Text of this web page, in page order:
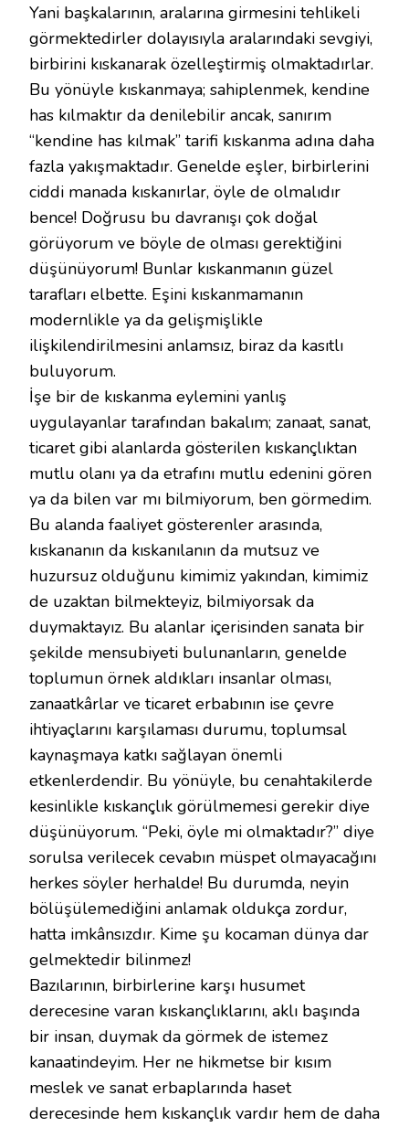
Yani başkalarının, aralarına girmesini tehlikeli
görmektedirler dolayısıyla aralarındaki sevgiyi,
birbirini kıskanarak özelleştirmiş olmaktadırlar.
Bu yönüyle kıskanmaya; sahiplenmek, kendine
has kılmaktır da denilebilir ancak, sanırım
“kendine has kılmak” tarifi kıskanma adına daha
fazla yakışmaktadır. Genelde eşler, birbirlerini
ciddi manada kıskanırlar, öyle de olmalıdır
bence! Doğrusu bu davranışı çok doğal
görüyorum ve böyle de olması gerektiğini
düşünüyorum! Bunlar kıskanmanın güzel
tarafları elbette. Eşini kıskanmamanın
modernlikle ya da gelişmişlikle
ilişkilendirilmesini anlamsız, biraz da kasıtlı
buluyorum.
İşe bir de kıskanma eylemini yanlış
uygulayanlar tarafından bakalım; zanaat, sanat,
ticaret gibi alanlarda gösterilen kıskançlıktan
mutlu olanı ya da etrafını mutlu edenini gören
ya da bilen var mı bilmiyorum, ben görmedim.
Bu alanda faaliyet gösterenler arasında,
kıskananın da kıskanılanın da mutsuz ve
huzursuz olduğunu kimimiz yakından, kimimiz
de uzaktan bilmekteyiz, bilmiyorsak da
duymaktayız. Bu alanlar içerisinden sanata bir
şekilde mensubiyeti bulunanların, genelde
toplumun örnek aldıkları insanlar olması,
zanaatkârlar ve ticaret erbabının ise çevre
ihtiyaçlarını karşılaması durumu, toplumsal
kaynaşmaya katkı sağlayan önemli
etkenlerdendir. Bu yönüyle, bu cenahtakilerde
kesinlikle kıskançlık görülmemesi gerekir diye
düşünüyorum. “Peki, öyle mi olmaktadır?” diye
sorulsa verilecek cevabın müspet olmayacağını
herkes söyler herhalde! Bu durumda, neyin
bölüşülemediğini anlamak oldukça zordur,
hatta imkânsızdır. Kime şu kocaman dünya dar
gelmektedir bilinmez!
Bazılarının, birbirlerine karşı husumet
derecesine varan kıskançlıklarını, aklı başında
bir insan, duymak da görmek de istemez
kanaatindeyim. Her ne hikmetse bir kısım
meslek ve sanat erbaplarında haset
derecesinde hem kıskançlık vardır hem de daha